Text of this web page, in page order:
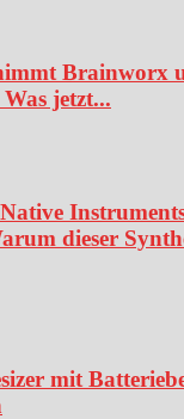
Brainworx
jetzt...
dieser
mit